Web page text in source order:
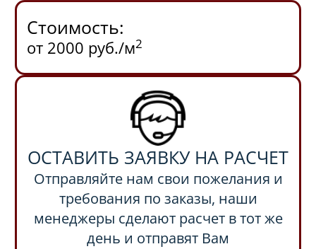
Стоимость:
от 2000 руб./м2
ОСТАВИТЬ ЗАЯВКУ НА РАСЧЕТ
Отправляйте нам свои пожелания и
требования по заказы, наши
менеджеры сделают расчет в тот же
день и отправят Вам